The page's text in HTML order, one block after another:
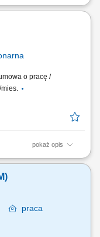
oraz montaż
poprawności
o pracę /
pokaż opis
Proste
oraz montaż
poprawności
praca